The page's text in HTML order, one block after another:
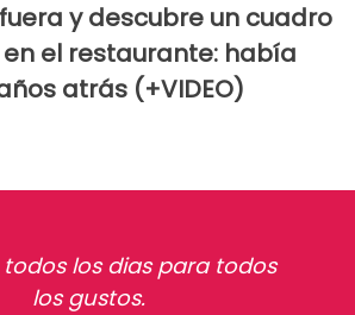
y descubre un cuadro
el restaurante: había
atrás (+VIDEO)
todos los dias para todos
los gustos.